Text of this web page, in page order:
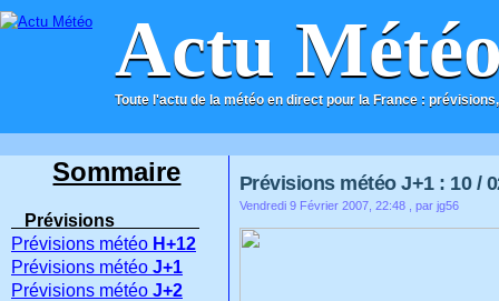
Actu
Toute l'actu de la météo en direct pour la France :
ACCUEIL CONTACT
Prévisions météo J+1 : 10 /
Vendredi 9 Février 2007, 22:48 , par jg56
Sommaire
Prévisions
Prévisions météo H+12
Prévisions météo J+1
Prévisions météo J+2